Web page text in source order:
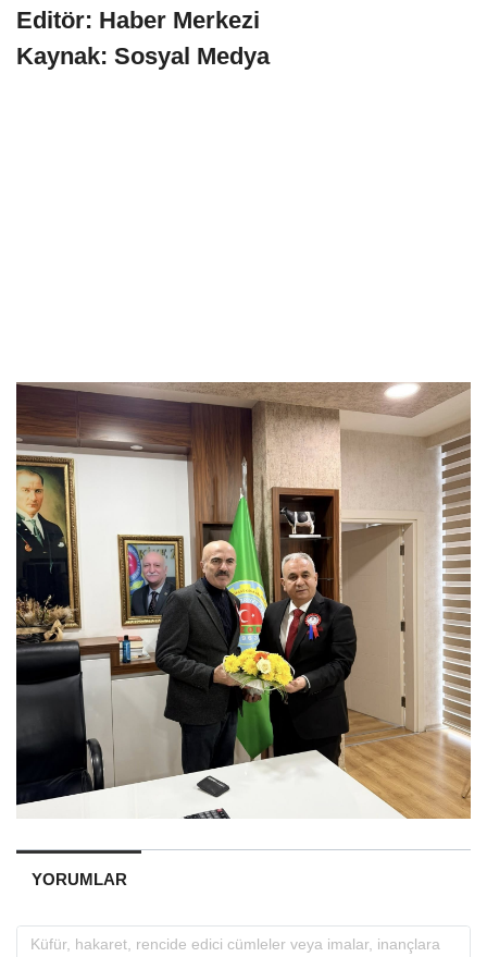
Editör: Haber Merkezi
Kaynak: Sosyal Medya
YORUMLAR